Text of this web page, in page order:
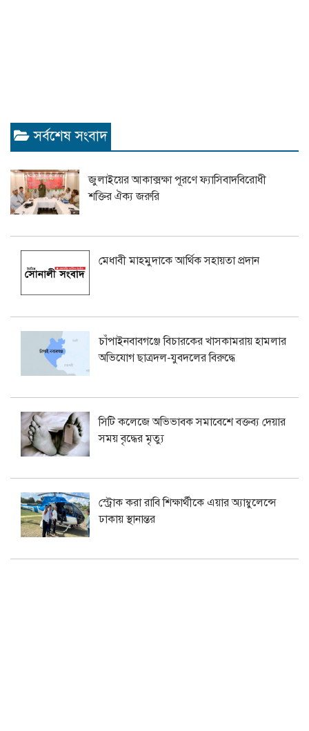
সর্বশেষ সংবাদ
জুলাইয়ের আকাক্সক্ষা পূরণে ফ্যাসিবাদবিরোধী
শক্তির ঐক্য জরুরি
মেধাবী মাহমুদাকে আর্থিক সহায়তা প্রদান
চাঁপাইনবাবগঞ্জে বিচারকের খাসকামরায় হামলার
অভিযোগ ছাত্রদল-যুবদলের বিরুদ্ধে
সিটি কলেজে অভিভাবক সমাবেশে বক্তব্য দেয়ার
সময় বৃদ্ধের মৃত্যু
স্ট্রোক করা রাবি শিক্ষার্থীকে এয়ার অ্যাম্বুলেন্সে
ঢাকায় স্থানান্তর